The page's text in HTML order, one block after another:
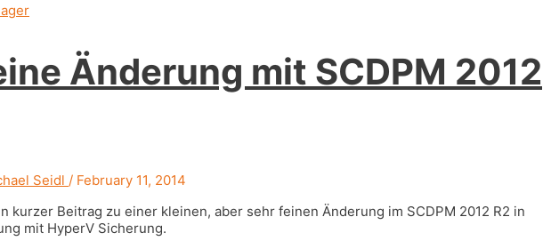
Änderung mit SCDPM 2012
Seidl / February 11, 2014
kurzer Beitrag zu einer kleinen, aber sehr feinen Änderung im SCDPM 2012 R2 in
mit HyperV Sicherung.